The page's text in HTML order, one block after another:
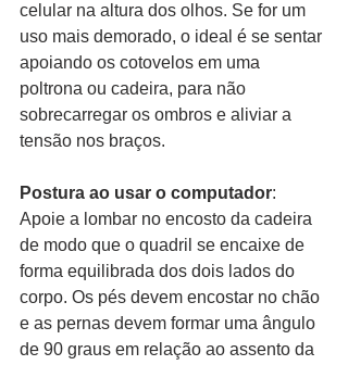
celular na altura dos olhos. Se for um
uso mais demorado, o ideal é se sentar
apoiando os cotovelos em uma
poltrona ou cadeira, para não
sobrecarregar os ombros e aliviar a
tensão nos braços.
Postura ao usar o computador:
Apoie a lombar no encosto da cadeira
de modo que o quadril se encaixe de
forma equilibrada dos dois lados do
corpo. Os pés devem encostar no chão
e as pernas devem formar uma ângulo
de 90 graus em relação ao assento da